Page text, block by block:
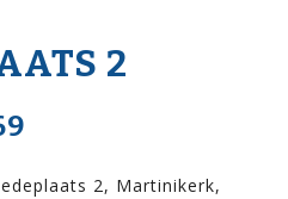
2
2, Martinikerk,